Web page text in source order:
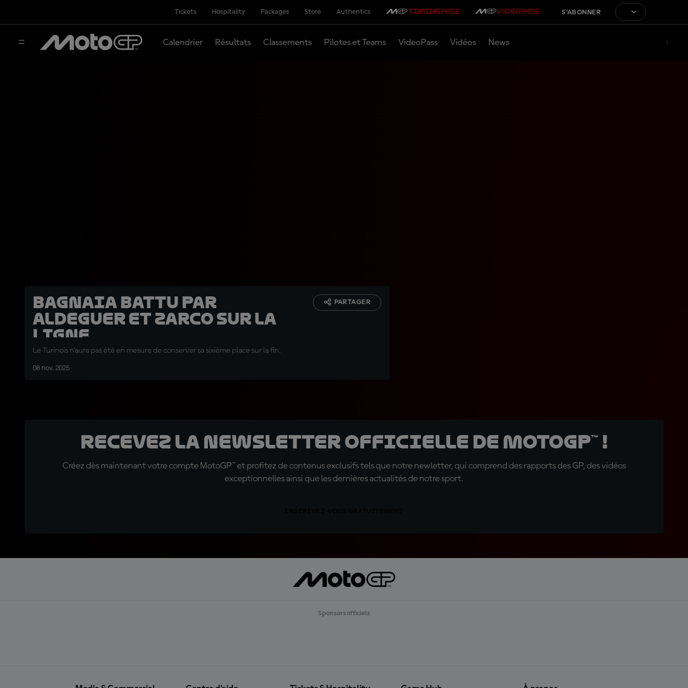
Tickets Hospitality Packages Store Authentics S'ABONNER
Calendrier Résultats Classements Pilotes et Teams VideoPass Vidéos News
Bagnaia battu par
Aldeguer et Zarco sur la
ligne
Le Turinois n'aura pas été en mesure de conserver sa sixième place sur la fin.
08 nov. 2025
PARTAGER
Recevez la Newsletter officielle de MotoGP™ !
Créez dès maintenant votre compte MotoGP™ et profitez de contenus exclusifs tels que notre newletter, qui comprend des rapports des GP, des vidéos
exceptionnelles ainsi que les dernières actualités de notre sport.
Sponsors officiels